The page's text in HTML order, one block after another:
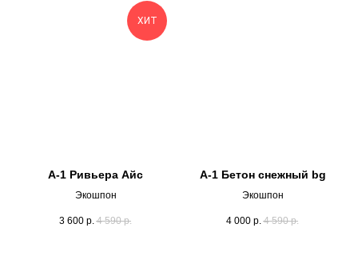
ХИТ
А-1 Ривьера Айс
Экошпон
3 600 р. 4 590 р.
А-1 Бетон снежный bg
Экошпон
4 000 р. 4 590 р.